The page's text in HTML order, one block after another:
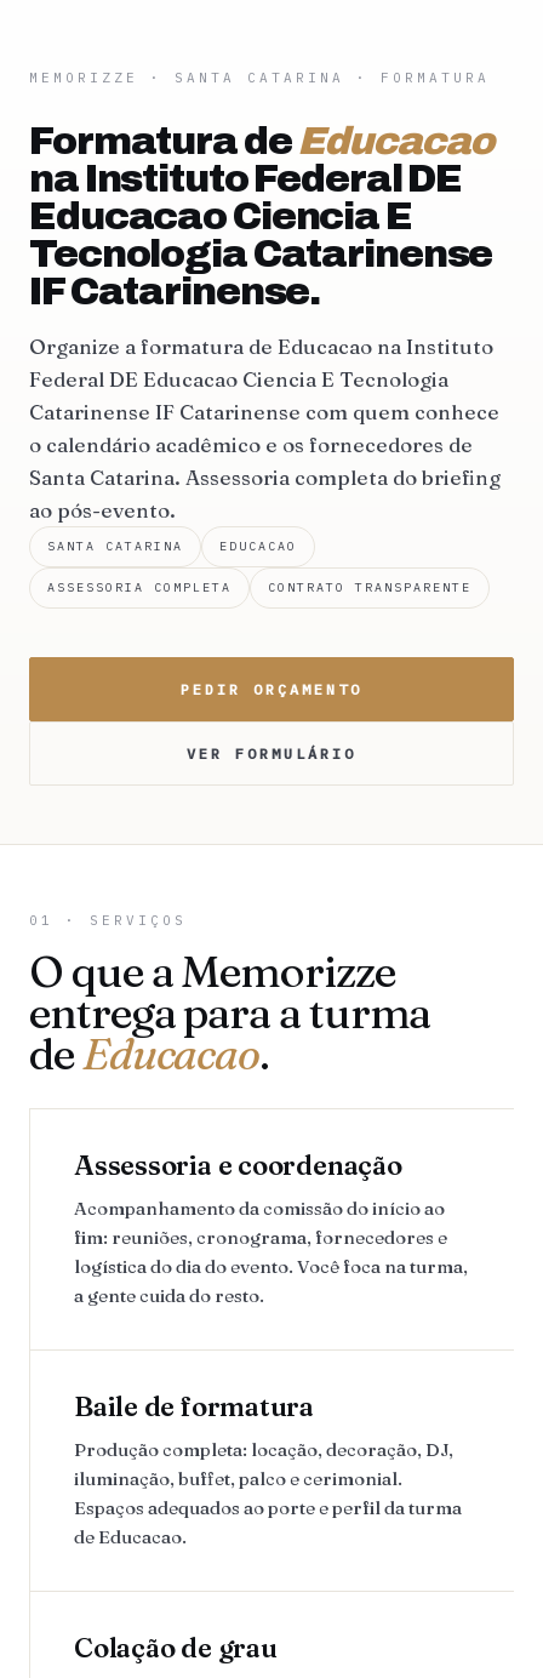
MEMORIZZE · SANTA CATARINA · FORMATURA
Formatura deEducacao
na Instituto Federal DE
Educacao Ciencia E
Tecnologia Catarinense
IF Catarinense.
Organize a formatura de Educacao na Instituto
Federal DE Educacao Ciencia E Tecnologia
Catarinense IF Catarinense com quem conhece
o calendário acadêmico e os fornecedores de
Santa Catarina. Assessoria completa do briefing
ao pós-evento.
SANTA CATARINA EDUCACAO
ASSESSORIA COMPLETA CONTRATO TRANSPARENTE
PEDIR ORÇAMENTO
VER FORMULÁRIO
01 · SERVIÇOS
O que a Memorizze
entrega para a turma
deEducacao.
Assessoria e coordenação
Acompanhamento da comissão do início ao
fim: reuniões, cronograma, fornecedores e
logística do dia do evento. Você foca na turma,
a gente cuida do resto.
Baile de formatura
Produção completa: locação, decoração, DJ,
iluminação, buffet, palco e cerimonial.
Espaços adequados ao porte e perfil da turma
de Educacao.
Colação de grau